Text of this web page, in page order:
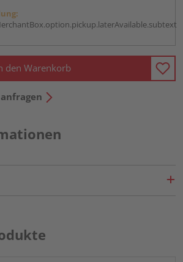
den Warenkorb